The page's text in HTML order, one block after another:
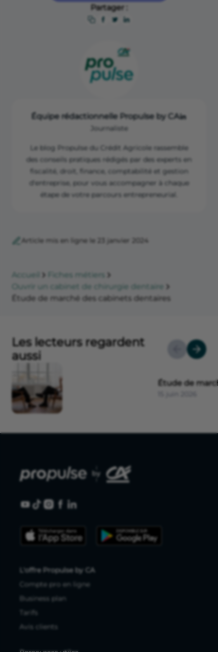
DRESS, comptes de la santé
Les dépenses de santé en 2024_Edition 2025_DRESS
Partager :
Équipe rédactionnelle Propulse by CA
Journaliste
Le blog Propulse du Crédit Agricole rassemble
des conseils pratiques rédigés par des experts en
fiscalité, droit, finance, comptabilité et gestion
d'entreprise, pour vous accompagner à chaque
étape de votre parcours entrepreneurial.
Article mis en ligne le 23 janvier 2024
Accueil
Fiches métiers
Ouvrir un cabinet de chirurgie dentaire
Étude de marché des cabinets dentaires
Les lecteurs regardent
aussi
Étude de
L'offre Propulse by CA
Compte pro en ligne
Business plan
Tarifs
Avis clients